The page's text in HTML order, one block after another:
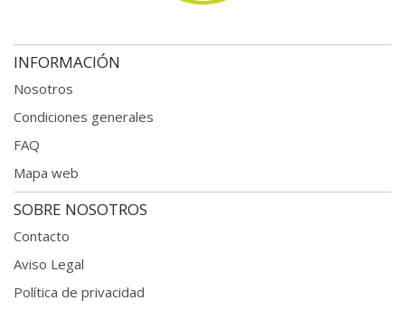
INFORMACIÓN
Nosotros
Condiciones generales
FAQ
Mapa web
SOBRE NOSOTROS
Contacto
Aviso Legal
Política de privacidad